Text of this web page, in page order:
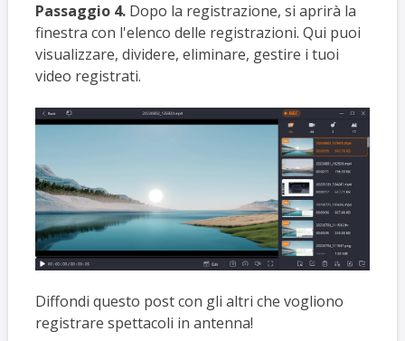
Passaggio 4.Dopo la registrazione, si aprirà la
finestra con l'elenco delle registrazioni. Qui puoi
visualizzare, dividere, eliminare, gestire i tuoi
video registrati.
Diffondi questo post con gli altri che vogliono
registrare spettacoli in antenna!